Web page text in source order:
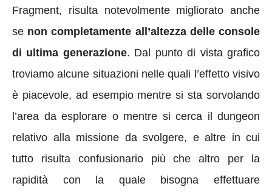
Fragment, risulta notevolmente migliorato anche
se non completamente all’altezza delle console
di ultima generazione. Dal punto di vista grafico
troviamo alcune situazioni nelle quali l’effetto visivo
è piacevole, ad esempio mentre si sta sorvolando
l’area da esplorare o mentre si cerca il dungeon
relativo alla missione da svolgere, e altre in cui
tutto risulta confusionario più che altro per la
rapidità con la quale bisogna effettuare